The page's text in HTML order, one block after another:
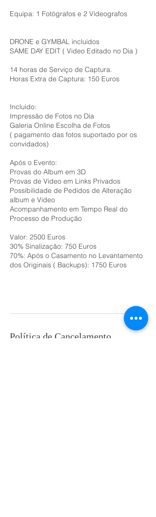
Equipa: 1 Fotógrafos e 2 Videografos
DRONE e GYMBAL incluidos
SAME DAY EDIT ( Video Editado no Dia )
14 horas de Serviço de Captura.
Horas Extra de Captura: 150 Euros
Incluido:
Impressão de Fotos no Dia
Galeria Online Escolha de Fotos
( pagamento das fotos suportado por os
convidados)
Após o Evento:
Provas do Album em 3D
Provas de Video em Links Privados
Possibilidade de Pedidos de Alteração
album e Video
Acompanhamento em Tempo Real do
Processo de Produção
Valor: 2500 Euros
30% Sinalização: 750 Euros
70%: Após o Casamento no Levantamento
dos Originais ( Backups): 1750 Euros
Política de Cancelamento